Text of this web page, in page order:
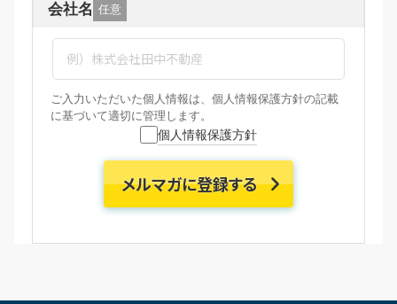
会社名 任意
ご入力いただいた個人情報は、個人情報保護方針の記載
に基づいて適切に管理します。
個人情報保護方針